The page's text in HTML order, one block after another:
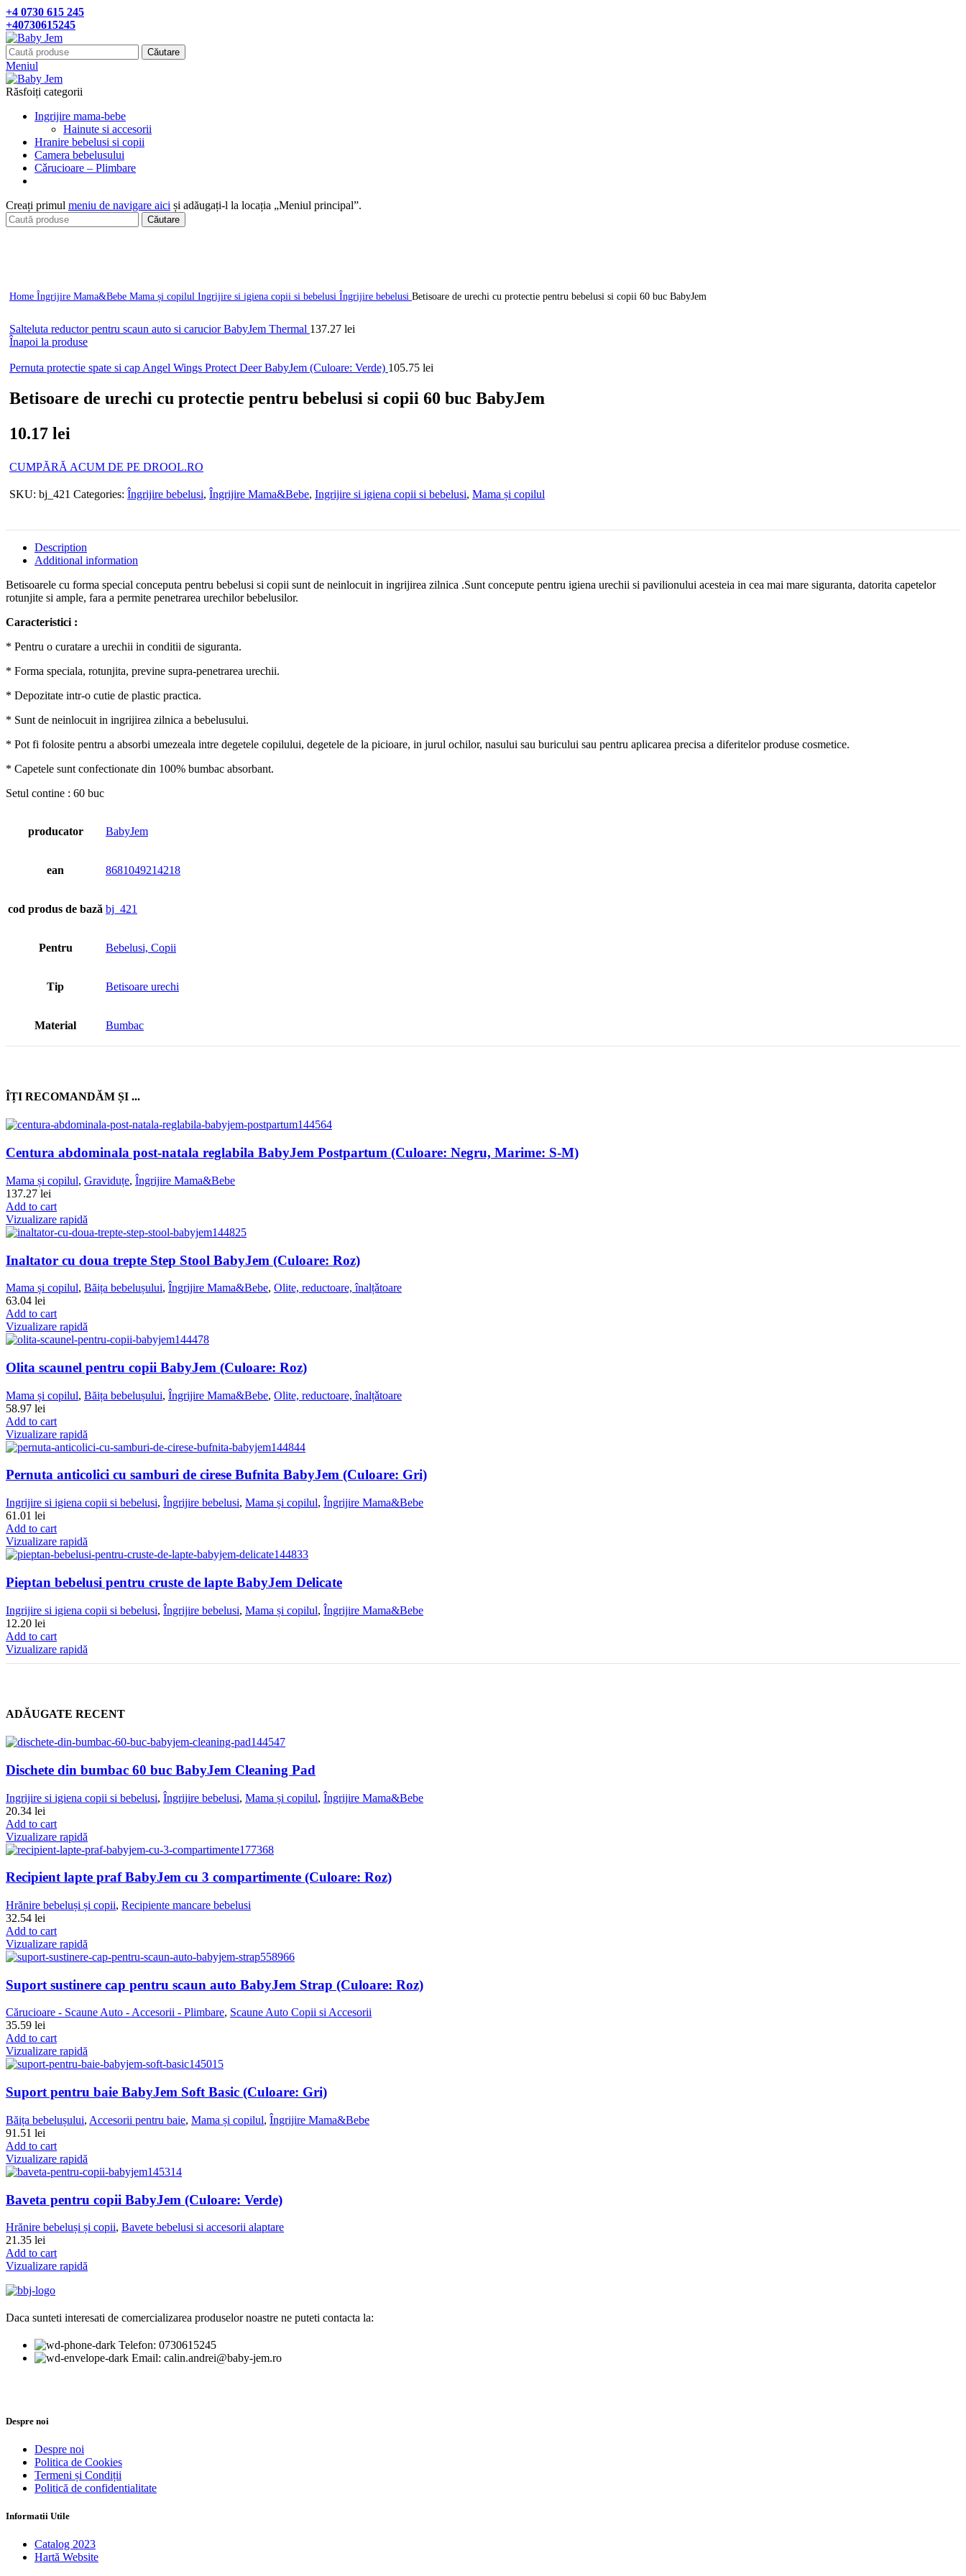
+4 0730 615 245
+40730615245
Căutare
Meniul
Răsfoiți categorii
Ingrijire mama-bebe
Hainute si accesorii
Hranire bebelusi si copii
Camera bebelusului
Cǎrucioare – Plimbare
Creați primul meniu de navigare aici și adăugați-l la locația „Meniul principal”.
Căutare
Home Îngrijire Mama&Bebe Mama și copilul Ingrijire si igiena copii si bebelusi Îngrijire bebelusi Betisoare de urechi cu protectie pentru bebelusi si copii 60 buc BabyJem
Salteluta reductor pentru scaun auto si carucior BabyJem Thermal 137.27 lei
Înapoi la produse
Pernuta protectie spate si cap Angel Wings Protect Deer BabyJem (Culoare: Verde) 105.75 lei
Betisoare de urechi cu protectie pentru bebelusi si copii 60 buc BabyJem
10.17 lei
CUMPĂRĂ ACUM DE PE DROOL.RO
SKU: bj_421 Categories: Îngrijire bebelusi, Îngrijire Mama&Bebe, Ingrijire si igiena copii si bebelusi, Mama și copilul
Description
Additional information
Betisoarele cu forma special conceputa pentru bebelusi si copii sunt de neinlocuit in ingrijirea zilnica .Sunt concepute pentru igiena urechii si pavilionului acesteia in cea mai mare siguranta, datorita capetelor
rotunjite si ample, fara a permite penetrarea urechilor bebelusilor.
Caracteristici :
* Pentru o curatare a urechii in conditii de siguranta.
* Forma speciala, rotunjita, previne supra-penetrarea urechii.
* Depozitate intr-o cutie de plastic practica.
* Sunt de neinlocuit in ingrijirea zilnica a bebelusului.
* Pot fi folosite pentru a absorbi umezeala intre degetele copilului, degetele de la picioare, in jurul ochilor, nasului sau buricului sau pentru aplicarea precisa a diferitelor produse cosmetice.
* Capetele sunt confectionate din 100% bumbac absorbant.
Setul contine : 60 buc
producator BabyJem
ean 8681049214218
cod produs de bază bj_421
Pentru Bebelusi, Copii
Tip Betisoare urechi
Material Bumbac
ÎȚI RECOMANDĂM ȘI ...
Centura abdominala post-natala reglabila BabyJem Postpartum (Culoare: Negru, Marime: S-M)
Mama și copilul, Graviduțe, Îngrijire Mama&Bebe
137.27 lei
Add to cart
Vizualizare rapidă
Inaltator cu doua trepte Step Stool BabyJem (Culoare: Roz)
Mama și copilul, Băița bebelușului, Îngrijire Mama&Bebe, Olite, reductoare, înalțǎtoare
63.04 lei
Add to cart
Vizualizare rapidă
Olita scaunel pentru copii BabyJem (Culoare: Roz)
Mama și copilul, Băița bebelușului, Îngrijire Mama&Bebe, Olite, reductoare, înalțǎtoare
58.97 lei
Add to cart
Vizualizare rapidă
Pernuta anticolici cu samburi de cirese Bufnita BabyJem (Culoare: Gri)
Ingrijire si igiena copii si bebelusi, Îngrijire bebelusi, Mama și copilul, Îngrijire Mama&Bebe
61.01 lei
Add to cart
Vizualizare rapidă
Pieptan bebelusi pentru cruste de lapte BabyJem Delicate
Ingrijire si igiena copii si bebelusi, Îngrijire bebelusi, Mama și copilul, Îngrijire Mama&Bebe
12.20 lei
Add to cart
Vizualizare rapidă
ADĂUGATE RECENT
Dischete din bumbac 60 buc BabyJem Cleaning Pad
Ingrijire si igiena copii si bebelusi, Îngrijire bebelusi, Mama și copilul, Îngrijire Mama&Bebe
20.34 lei
Add to cart
Vizualizare rapidă
Recipient lapte praf BabyJem cu 3 compartimente (Culoare: Roz)
Hrănire bebeluși și copii, Recipiente mancare bebelusi
32.54 lei
Add to cart
Vizualizare rapidă
Suport sustinere cap pentru scaun auto BabyJem Strap (Culoare: Roz)
Cărucioare - Scaune Auto - Accesorii - Plimbare, Scaune Auto Copii si Accesorii
35.59 lei
Add to cart
Vizualizare rapidă
Suport pentru baie BabyJem Soft Basic (Culoare: Gri)
Băița bebelușului, Accesorii pentru baie, Mama și copilul, Îngrijire Mama&Bebe
91.51 lei
Add to cart
Vizualizare rapidă
Baveta pentru copii BabyJem (Culoare: Verde)
Hrănire bebeluși și copii, Bavete bebelusi si accesorii alaptare
21.35 lei
Add to cart
Vizualizare rapidă
Daca sunteti interesati de comercializarea produselor noastre ne puteti contacta la:
Telefon: 0730615245
Email: calin.andrei@baby-jem.ro
Despre noi
Despre noi
Politica de Cookies
Termeni și Condiții
Politică de confidentialitate
Informatii Utile
Catalog 2023
Hartă Website